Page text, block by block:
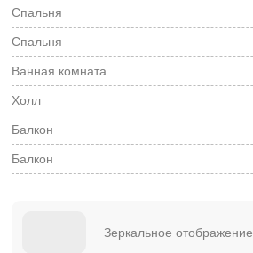
Спальня
Спальня
Ванная комната
Холл
Балкон
Балкон
Зеркальное отображение